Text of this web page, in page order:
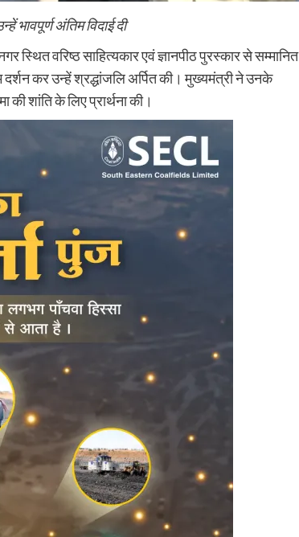
भावपूर्ण अंतिम विदाई दी
स्थित वरिष्ठ साहित्यकार एवं ज्ञानपीठ पुरस्कार से सम्मानित
कर उन्हें श्रद्धांजलि अर्पित की। मुख्यमंत्री ने उनके
की शांति के लिए प्रार्थना की।